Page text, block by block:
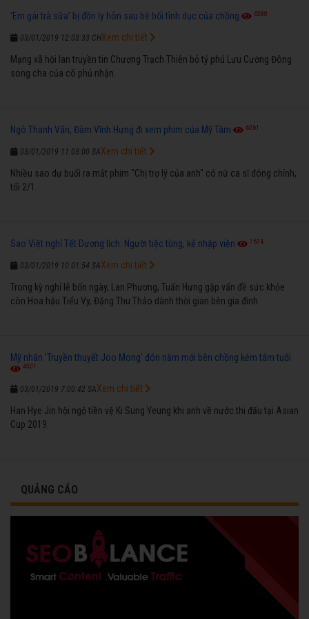
'Em gái trà sữa' bị đồn ly hôn sau bê bối tình dục của chồng 6580
03/01/2019 12:03:33 CH
Mạng xã hội lan truyền tin Chương Trạch Thiên bỏ tỷ phú Lưu Cường Đông
song cha của cô phủ nhận.
Xem chi tiết
Ngô Thanh Vân, Đàm Vĩnh Hưng đi xem phim của Mỹ Tâm 6261
03/01/2019 11:03:00 SA
Nhiều sao dự buổi ra mắt phim "Chị trợ lý của anh" có nữ ca sĩ đóng chính,
tối 2/1.
Xem chi tiết
Sao Việt nghỉ Tết Dương lịch: Người tiệc tùng, kẻ nhập viện 7674
03/01/2019 10:01:54 SA
Trong kỳ nghỉ lễ bốn ngày, Lan Phương, Tuấn Hưng gặp vấn đề sức khỏe
còn Hoa hậu Tiểu Vy, Đặng Thu Thảo dành thời gian bên gia đình.
Xem chi tiết
Mỹ nhân 'Truyền thuyết Joo Mong' đón năm mới bên chồng kém tám tuổi
4501
03/01/2019 7:00:42 SA
Han Hye Jin hội ngộ tiền vệ Ki Sung Yeung khi anh về nước thi đấu tại Asian
Cup 2019.
Xem chi tiết
QUẢNG CÁO